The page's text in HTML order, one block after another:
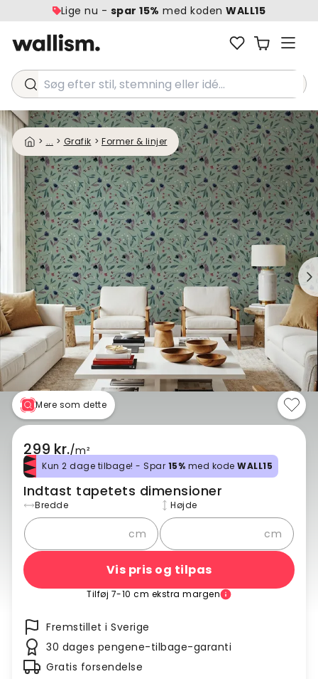
Lige nu - spar 15% med kodenWALL15
Søg efter stil, stemning eller idé...
> ... > Grafik > Former & linjer
Mere som dette
299 kr./m²
Kun 2 dage tilbage! - Spar 15% med kode WALL15
Indtast tapetets dimensioner
Bredde
cm
Højde
cm
Vis pris og tilpas
Tilføj 7-10 cm ekstra margen
Fremstillet i Sverige
30 dages pengene-tilbage-garanti
Gratis forsendelse